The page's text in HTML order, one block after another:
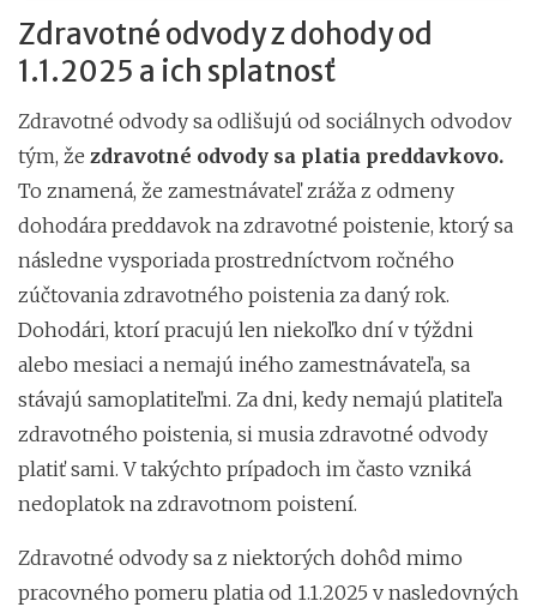
Zdravotné odvody z dohody od
1.1.2025 a ich splatnosť
Zdravotné odvody sa odlišujú od sociálnych odvodov
tým, že zdravotné odvody sa platia preddavkovo.
To znamená, že zamestnávateľ zráža z odmeny
dohodára preddavok na zdravotné poistenie, ktorý sa
následne vysporiada prostredníctvom ročného
zúčtovania zdravotného poistenia za daný rok.
Dohodári, ktorí pracujú len niekoľko dní v týždni
alebo mesiaci a nemajú iného zamestnávateľa, sa
stávajú samoplatiteľmi. Za dni, kedy nemajú platiteľa
zdravotného poistenia, si musia zdravotné odvody
platiť sami. V takýchto prípadoch im často vzniká
nedoplatok na zdravotnom poistení.
Zdravotné odvody sa z niektorých dohôd mimo
pracovného pomeru platia od 1.1.2025 v nasledovných